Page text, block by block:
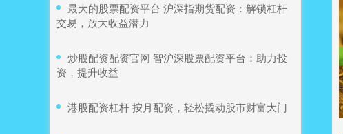
​最大的股票配资平台 沪深指期货配资：解锁杠杆
交易，放大收益潜力
​炒股配资配资官网 智沪深股票配资平台：助力投
资，提升收益
​港股配资杠杆 按月配资，轻松撬动股市财富大门